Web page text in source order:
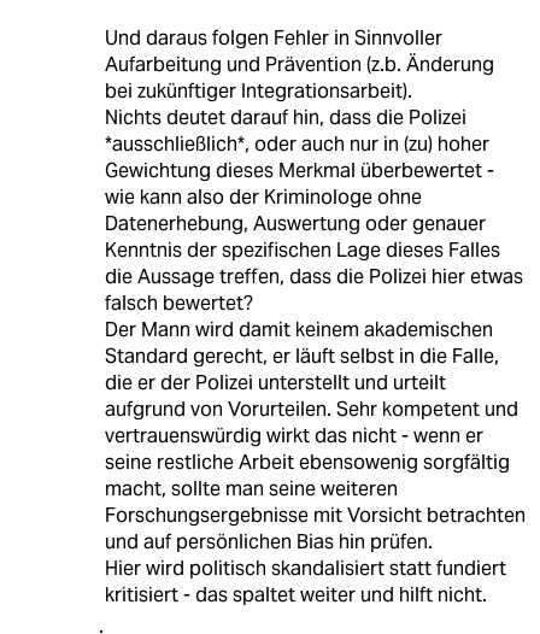
Und daraus folgen Fehler in Sinnvoller
Aufarbeitung und Prävention (z.b. Änderung
bei zukünftiger Integrationsarbeit).
Nichts deutet darauf hin, dass die Polizei
*ausschließlich*, oder auch nur in (zu) hoher
Gewichtung dieses Merkmal überbewertet -
wie kann also der Kriminologe ohne
Datenerhebung, Auswertung oder genauer
Kenntnis der spezifischen Lage dieses Falles
die Aussage treffen, dass die Polizei hier etwas
falsch bewertet?
Der Mann wird damit keinem akademischen
Standard gerecht, er läuft selbst in die Falle,
die er der Polizei unterstellt und urteilt
aufgrund von Vorurteilen. Sehr kompetent und
vertrauenswürdig wirkt das nicht - wenn er
seine restliche Arbeit ebensowenig sorgfältig
macht, sollte man seine weiteren
Forschungsergebnisse mit Vorsicht betrachten
und auf persönlichen Bias hin prüfen.
Hier wird politisch skandalisiert statt fundiert
kritisiert - das spaltet weiter und hilft nicht.